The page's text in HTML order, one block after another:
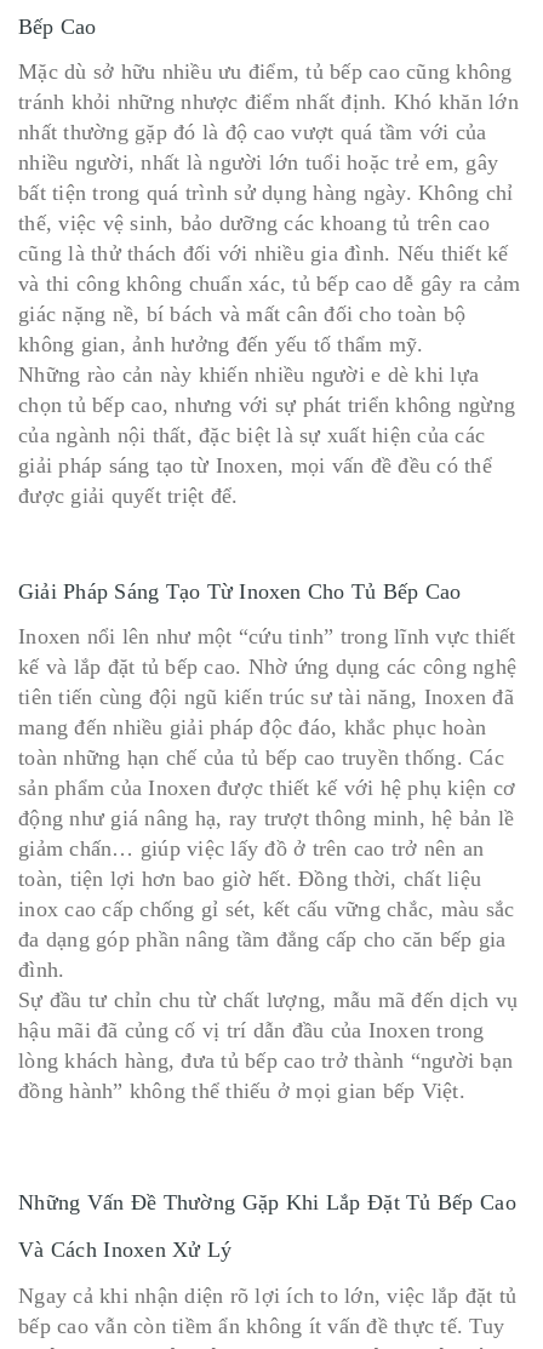
Bếp Cao
Mặc dù sở hữu nhiều ưu điểm, tủ bếp cao cũng không
tránh khỏi những nhược điểm nhất định. Khó khăn lớn
nhất thường gặp đó là độ cao vượt quá tầm với của
nhiều người, nhất là người lớn tuổi hoặc trẻ em, gây
bất tiện trong quá trình sử dụng hàng ngày. Không chỉ
thế, việc vệ sinh, bảo dưỡng các khoang tủ trên cao
cũng là thử thách đối với nhiều gia đình. Nếu thiết kế
và thi công không chuẩn xác, tủ bếp cao dễ gây ra cảm
giác nặng nề, bí bách và mất cân đối cho toàn bộ
không gian, ảnh hưởng đến yếu tố thẩm mỹ.
Những rào cản này khiến nhiều người e dè khi lựa
chọn tủ bếp cao, nhưng với sự phát triển không ngừng
của ngành nội thất, đặc biệt là sự xuất hiện của các
giải pháp sáng tạo từ Inoxen, mọi vấn đề đều có thể
được giải quyết triệt để.
Giải Pháp Sáng Tạo Từ Inoxen Cho Tủ Bếp Cao
Inoxen nổi lên như một “cứu tinh” trong lĩnh vực thiết
kế và lắp đặt tủ bếp cao. Nhờ ứng dụng các công nghệ
tiên tiến cùng đội ngũ kiến trúc sư tài năng, Inoxen đã
mang đến nhiều giải pháp độc đáo, khắc phục hoàn
toàn những hạn chế của tủ bếp cao truyền thống. Các
sản phẩm của Inoxen được thiết kế với hệ phụ kiện cơ
động như giá nâng hạ, ray trượt thông minh, hệ bản lề
giảm chấn… giúp việc lấy đồ ở trên cao trở nên an
toàn, tiện lợi hơn bao giờ hết. Đồng thời, chất liệu
inox cao cấp chống gỉ sét, kết cấu vững chắc, màu sắc
đa dạng góp phần nâng tầm đẳng cấp cho căn bếp gia
đình.
Sự đầu tư chỉn chu từ chất lượng, mẫu mã đến dịch vụ
hậu mãi đã củng cố vị trí dẫn đầu của Inoxen trong
lòng khách hàng, đưa tủ bếp cao trở thành “người bạn
đồng hành” không thể thiếu ở mọi gian bếp Việt.
Những Vấn Đề Thường Gặp Khi Lắp Đặt Tủ Bếp Cao
Và Cách Inoxen Xử Lý
Ngay cả khi nhận diện rõ lợi ích to lớn, việc lắp đặt tủ
bếp cao vẫn còn tiềm ẩn không ít vấn đề thực tế. Tuy